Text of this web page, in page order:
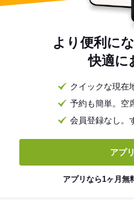
より便利に
快適に
クイックな現在
予約も簡単。空
会員登録なし。
アプ
アプリなら1ヶ月無